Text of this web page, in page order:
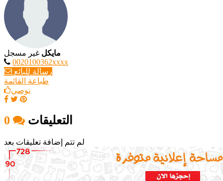
مايكل غير مسجل
0020100362xxxx
رسالة للبائع
طباعة القائمة
نوصي
التعليقات
لم تتم إضافة تعليقات بعد